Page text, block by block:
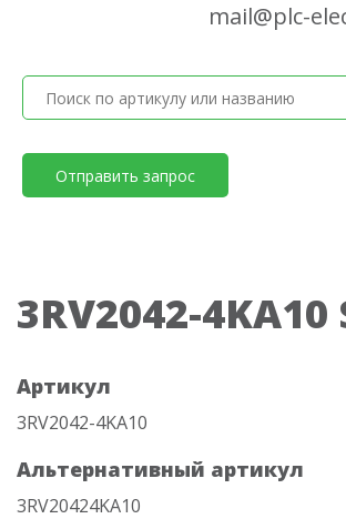
mail@plc-
Отправить запрос
3RV2042-
Артикул
3RV2042-4KA10
Альтернативный артикул
3RV20424KA10